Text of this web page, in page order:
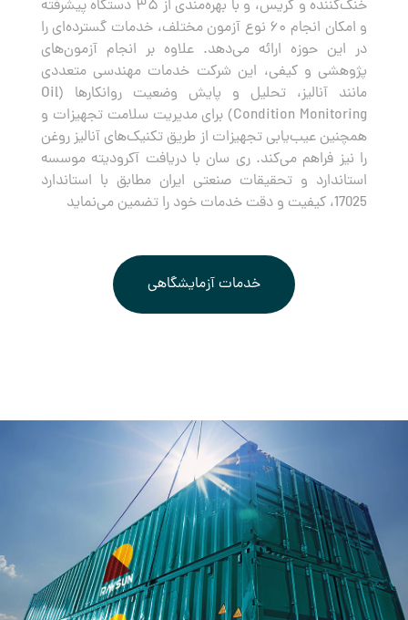
خنک‌کننده و گریس، و با بهره‌مندی از ۳۵ دستگاه پیشرفته
و امکان انجام ۶۰ نوع آزمون مختلف، خدمات گسترده‌ای را
در این حوزه ارائه می‌دهد. علاوه بر انجام آزمون‌های
پژوهشی و کیفی، این شرکت خدمات مهندسی متعددی
مانند آنالیز، تحلیل و پایش وضعیت روانکارها (Oil
Condition Monitoring) برای مدیریت سلامت تجهیزات و
همچنین عیب‌یابی تجهیزات از طریق تکنیک‌های آنالیز روغن
را نیز فراهم می‌کند. ری سان با دریافت آکرودیته موسسه
استاندارد و تحقیقات صنعتی ایران مطابق با استاندارد
17025، کیفیت و دقت خدمات خود را تضمین می‌نماید
خدمات آزمایشگاهی